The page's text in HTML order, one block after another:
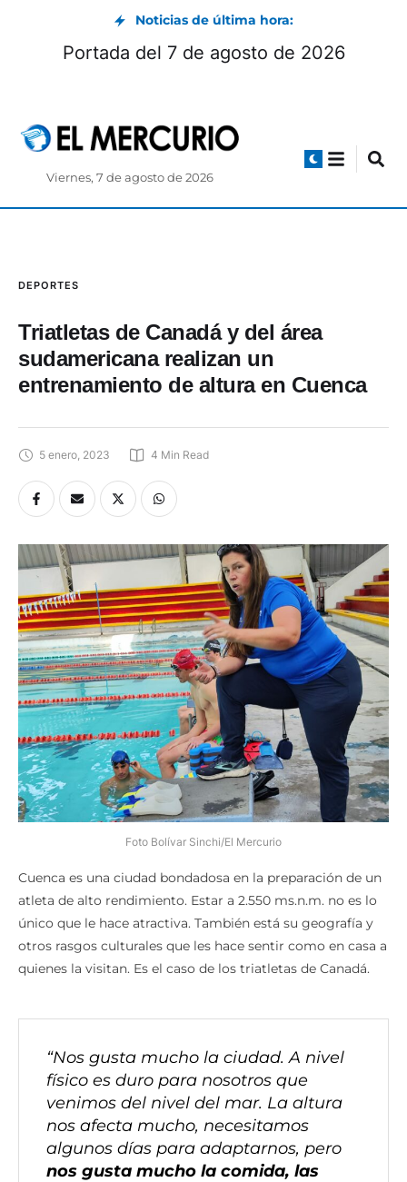
Noticias de última hora:
de Cuenca: horarios y exposiciones
Triatletas de Canadá y del área
sudamericana realizan un
Cuenca es una ciudad bondadosa en la preparación de un
atleta de alto rendimiento. Estar a 2.550 ms.n.m. no es lo
único que le hace atractiva. También está su geografía y
otros rasgos culturales que les hace sentir como en casa a
“Nos gusta mucho la ciudad. A nivel
físico es duro para nosotros que
venimos del nivel del mar. La altura
nos afecta mucho, necesitamos
algunos días para adaptarnos, pero